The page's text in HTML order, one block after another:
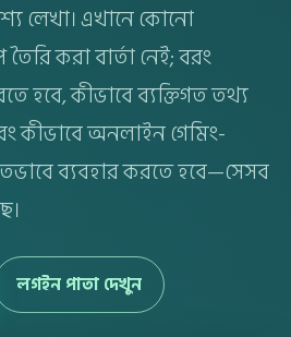
লেখা। এখানে কোনো
করা বার্তা নেই; বরং
হবে, কীভাবে ব্যক্তিগত তথ্য
কীভাবে অনলাইন গেমিং-
ব্যবহার করতে হবে—সেসব
লগইন পাতা দেখুন